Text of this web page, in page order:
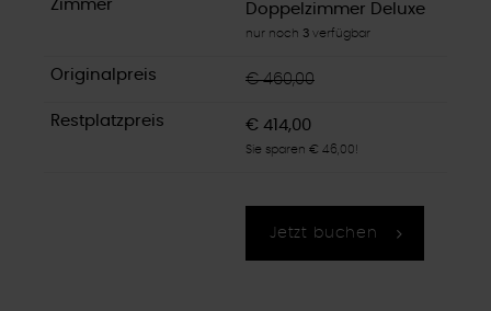
Doppelzimmer Deluxe
nur noch 3 verfügbar
€ 460,00
€ 414,00
Sie sparen € 46,00!
Jetzt buchen